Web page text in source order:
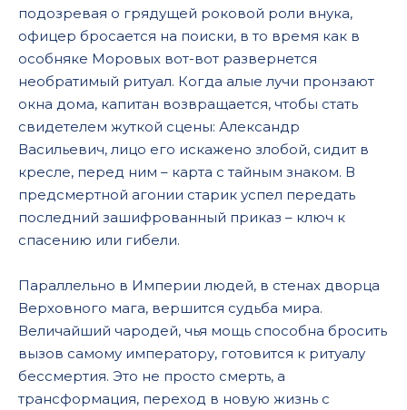
подозревая о грядущей роковой роли внука,
офицер бросается на поиски, в то время как в
особняке Моровых вот-вот развернется
необратимый ритуал. Когда алые лучи пронзают
окна дома, капитан возвращается, чтобы стать
свидетелем жуткой сцены: Александр
Васильевич, лицо его искажено злобой, сидит в
кресле, перед ним – карта с тайным знаком. В
предсмертной агонии старик успел передать
последний зашифрованный приказ – ключ к
спасению или гибели.
Параллельно в Империи людей, в стенах дворца
Верховного мага, вершится судьба мира.
Величайший чародей, чья мощь способна бросить
вызов самому императору, готовится к ритуалу
бессмертия. Это не просто смерть, а
трансформация, переход в новую жизнь с